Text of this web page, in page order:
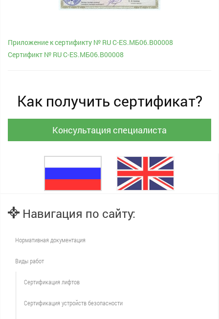
Приложение к сертификту № RU С-ES.МБ06.В00008
Сертификт № RU С-ES.МБ06.В00008
Как получить сертификат?
Консультация специалиста
Навигация по сайту:
Нормативная документация
Виды работ
Сертификация лифтов
Сертификация устройств безопасности